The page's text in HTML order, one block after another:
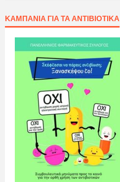
ΚΑΜΠΆΝΙΑ ΓΙΑ ΤΑ ΑΝΤΙΒΙΟΤΙΚΆ